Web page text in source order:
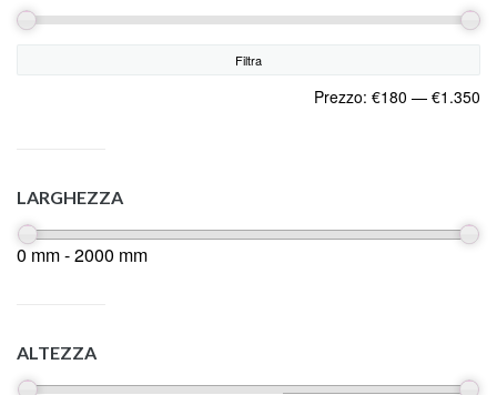
Filtra
Prezzo: €180 — €1.350
LARGHEZZA
0 mm - 2000 mm
ALTEZZA